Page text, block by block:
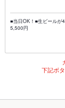
■当日OK！■生ビールが
5,500円
下記ボ